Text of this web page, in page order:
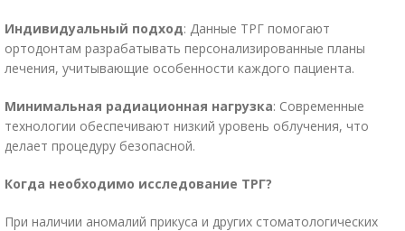
Индивидуальный подход: Данные ТРГ помогают
ортодонтам разрабатывать персонализированные планы
лечения, учитывающие особенности каждого пациента.
Минимальная радиационная нагрузка: Современные
технологии обеспечивают низкий уровень облучения, что
делает процедуру безопасной.
Когда необходимо исследование ТРГ?
При наличии аномалий прикуса и других стоматологических